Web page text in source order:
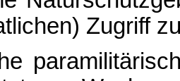
Zugriff